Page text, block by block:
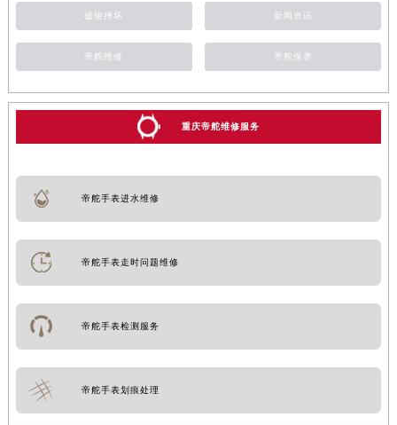
磕碰摔坏 新闻资讯
帝舵维修 帝舵保养
重庆帝舵维修服务
帝舵手表进水维修
帝舵手表走时问题维修
帝舵手表检测服务
帝舵手表划痕处理